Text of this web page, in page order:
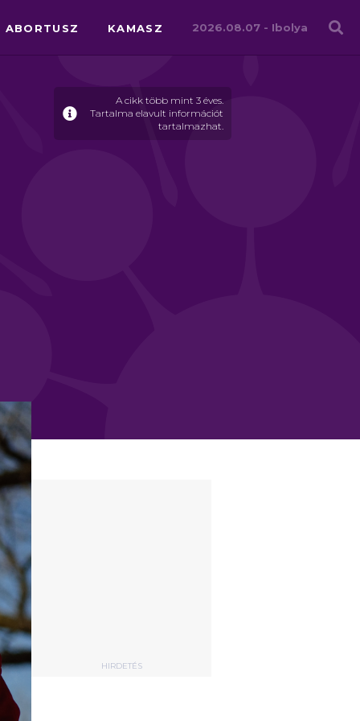
ABORTUSZ KAMASZ 2026.08.07 - Ibolya
A cikk több mint 3 éves.
Tartalma elavult információt
tartalmazhat.
HIRDETÉS